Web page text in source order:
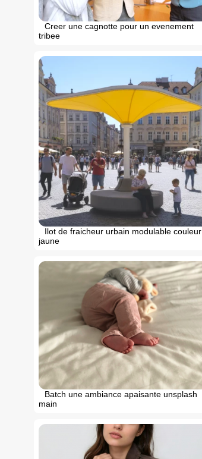
Creer une cagnotte pour un evenement
tribee
Ilot de fraicheur urbain modulable couleur
jaune
Batch une ambiance apaisante unsplash
main